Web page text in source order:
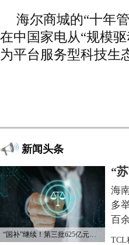
海尔商城的“十年
在中国家电从“规模
为平台服务型科技生
新闻头条
“国补”继续！第三批625亿元资金已下达
“
海
多
百
TCL